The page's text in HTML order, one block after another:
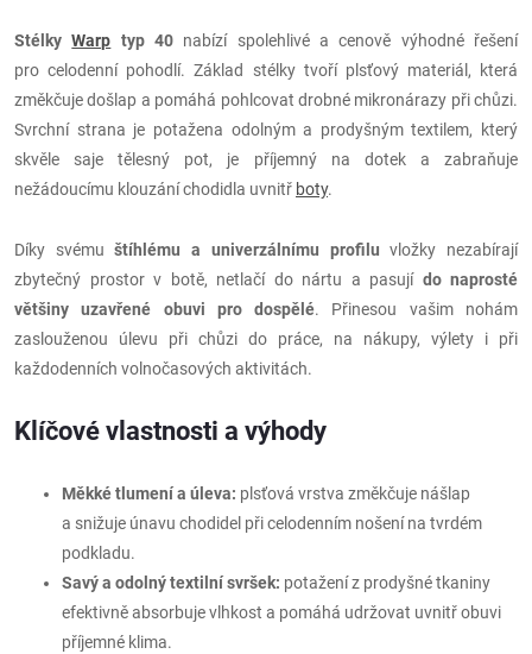
StélkyWarp typ 40 nabízí spolehlivé a cenově výhodné řešení
pro celodenní pohodlí. Základ stélky tvoří plsťový materiál, která
změkčuje došlap a pomáhá pohlcovat drobné mikronárazy při chůzi.
Svrchní strana je potažena odolným a prodyšným textilem, který
skvěle saje tělesný pot, je příjemný na dotek a zabraňuje
nežádoucímu klouzání chodidla uvnitř boty.
Díky svémuštíhlému a univerzálnímu profilu vložky nezabírají
zbytečný prostor v botě, netlačí do nártu a pasují do naprosté
většiny uzavřené obuvi pro dospělé. Přinesou vašim nohám
zaslouženou úlevu při chůzi do práce, na nákupy, výlety i při
každodenních volnočasových aktivitách.
Klíčové vlastnosti a výhody
Měkké tlumení a úleva: plsťová vrstva změkčuje nášlap
a snižuje únavu chodidel při celodenním nošení na tvrdém
podkladu.
Savý a odolný textilní svršek: potažení z prodyšné tkaniny
efektivně absorbuje vlhkost a pomáhá udržovat uvnitř obuvi
příjemné klima.